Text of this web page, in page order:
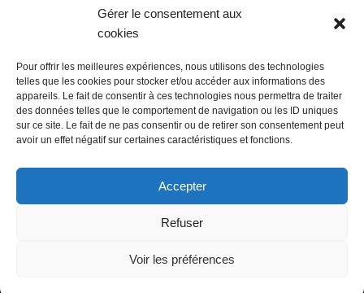
Gérer le consentement aux
cookies
Pour offrir les meilleures expériences, nous utilisons des technologies
telles que les cookies pour stocker et/ou accéder aux informations des
appareils. Le fait de consentir à ces technologies nous permettra de traiter
des données telles que le comportement de navigation ou les ID uniques
sur ce site. Le fait de ne pas consentir ou de retirer son consentement peut
avoir un effet négatif sur certaines caractéristiques et fonctions.
Accepter
Refuser
Voir les préférences
Email : mairie.vattevillelarue@wanadoo.fr
lundi et jeudi de 9h à 11h30
mardi et vendredi de 16h à 18h30
@Vatteville-la-rue mentions légales